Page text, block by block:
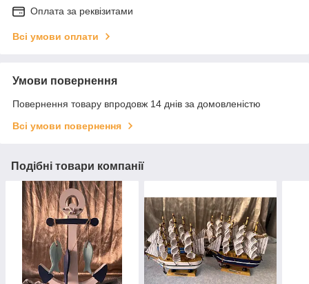
Оплата за реквізитами
Всі умови оплати
Умови повернення
Повернення товару впродовж 14 днів за домовленістю
Всі умови повернення
Подібні товари компанії